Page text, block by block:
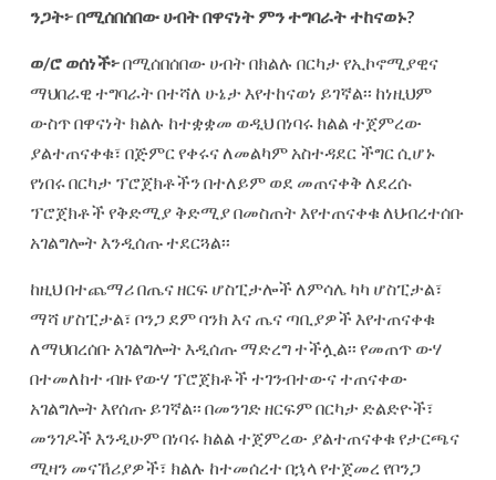
ንጋት፦በሚሰበሰበው ሀብትበዋናነት ምንተግባራትተከናወኑ?
ወ/ሮ ወሰነች፦በሚሰበሰበው ሀብት በክልሉ በርካታ የኢኮኖሚያዊና
ማህበራዊ ተግባራት በተሻለ ሁኔታ እየተከናወነ ይገኛል፡፡ ከነዚህም
ውስጥ በዋናነት ክልሉ ከተቋቋመ ወዲህ በነባሩ ክልል ተጀምረው
ያልተጠናቀቁ፣ በጅምር የቀሩና ለመልካም አስተዳደር ችግር ሲሆኑ
የነበሩ በርካታ ፕሮጀክቶችን በተለይም ወደ መጠናቀቅ ለደረሱ
ፕሮጀክቶች የቅድሚያ ቅድሚያ በመስጠት እየተጠናቀቁ ለህብረተሰቡ
አገልግሎት እንዲሰጡ ተደርጓል፡፡
ከዚህ በተጨማሪ በጤና ዘርፍ ሆስፒታሎች ለምሳሌ ካካ ሆስፒታል፣
ማሻ ሆስፒታል፣ ቦንጋ ደም ባንክ እና ጤና ጣቢያዎች እየተጠናቀቁ
ለማህበረሰቡ አገልግሎት እዲሰጡ ማድረግ ተችሏል፡፡ የመጠጥ ውሃ
በተመለከተ ብዙ የውሃ ፕሮጀክቶች ተገንብተውና ተጠናቀው
አገልግሎት እየሰጡ ይገኛል፡፡ በመንገድ ዘርፍም በርካታ ድልድዮች፣
መንገዶች እንዲሁም በነባሩ ክልል ተጀምረው ያልተጠናቀቁ የታርጫና
ሚዛን መናኸሪያዎች፣ ክልሉ ከተመሰረተ በኋላ የተጀመረ የቦንጋ